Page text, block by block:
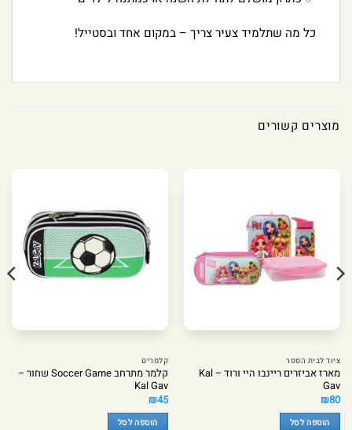
כל מה שתלמיד צעיר צריך – במקום אחד ובסטייל!
מוצרים קשורים
ציוד לבית הספר
מארז אביזרים ריינבו היי ורוד – Kal
Gav
₪80
הוספה לסל
קלמרים
קלמר מתרחב Soccer Game שחור –
Kal Gav
₪45
הוספה לסל